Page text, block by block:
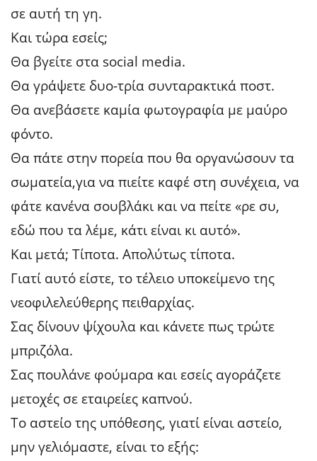
σε αυτή τη γη.
Και τώρα εσείς;
Θα βγείτε στα social media.
Θα γράψετε δυο-τρία συνταρακτικά ποστ.
Θα ανεβάσετε καμία φωτογραφία με μαύρο
φόντο.
Θα πάτε στην πορεία που θα οργανώσουν τα
σωματεία,για να πιείτε καφέ στη συνέχεια, να
φάτε κανένα σουβλάκι και να πείτε «ρε συ,
εδώ που τα λέμε, κάτι είναι κι αυτό».
Και μετά; Τίποτα. Απολύτως τίποτα.
Γιατί αυτό είστε, το τέλειο υποκείμενο της
νεοφιλελεύθερης πειθαρχίας.
Σας δίνουν ψίχουλα και κάνετε πως τρώτε
μπριζόλα.
Σας πουλάνε φούμαρα και εσείς αγοράζετε
μετοχές σε εταιρείες καπνού.
Το αστείο της υπόθεσης, γιατί είναι αστείο,
μην γελιόμαστε, είναι το εξής: